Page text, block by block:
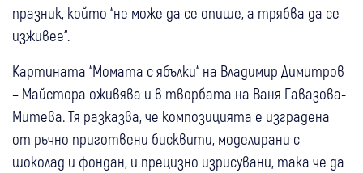
празник, който “не може да се опише, а трябва да се
изживее“.
Картината “Момата с ябълки“ на Владимир Димитров
– Майстора оживява и в творбата на Ваня Гавазова-
Митева. Тя разказва, че композицията е изградена
от ръчно приготвени бисквити, моделирани с
шоколад и фондан, и прецизно изрисувани, така че да